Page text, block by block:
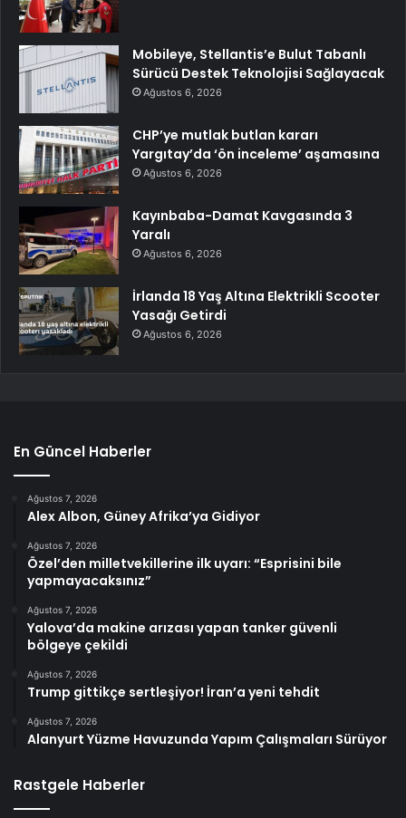
Mobileye, Stellantis’e Bulut Tabanlı
Sürücü Destek Teknolojisi Sağlayacak
Ağustos 6, 2026
CHP’ye mutlak butlan kararı
Yargıtay’da ‘ön inceleme’ aşamasına
Ağustos 6, 2026
Kayınbaba-Damat Kavgasında 3
Yaralı
Ağustos 6, 2026
İrlanda 18 Yaş Altına Elektrikli Scooter
Yasağı Getirdi
Ağustos 6, 2026
En Güncel Haberler
Ağustos 7, 2026
Alex Albon, Güney Afrika’ya Gidiyor
Ağustos 7, 2026
Özel’den milletvekillerine ilk uyarı: “Esprisini bile
yapmayacaksınız”
Ağustos 7, 2026
Yalova’da makine arızası yapan tanker güvenli
bölgeye çekildi
Ağustos 7, 2026
Trump gittikçe sertleşiyor! İran’a yeni tehdit
Ağustos 7, 2026
Alanyurt Yüzme Havuzunda Yapım Çalışmaları Sürüyor
Rastgele Haberler